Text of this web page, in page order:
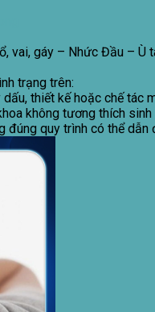
vai, gáy – Nhức Đầu – Ù
trạng trên:
thiết kế hoặc chế
không tương thích
đúng quy trình có thể